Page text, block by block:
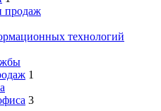
продаж
технологий
1
3